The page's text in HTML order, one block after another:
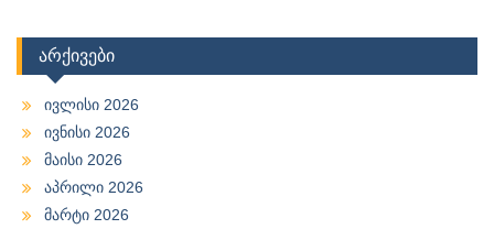
არქივები
ივლისი 2026
ივნისი 2026
მაისი 2026
აპრილი 2026
მარტი 2026